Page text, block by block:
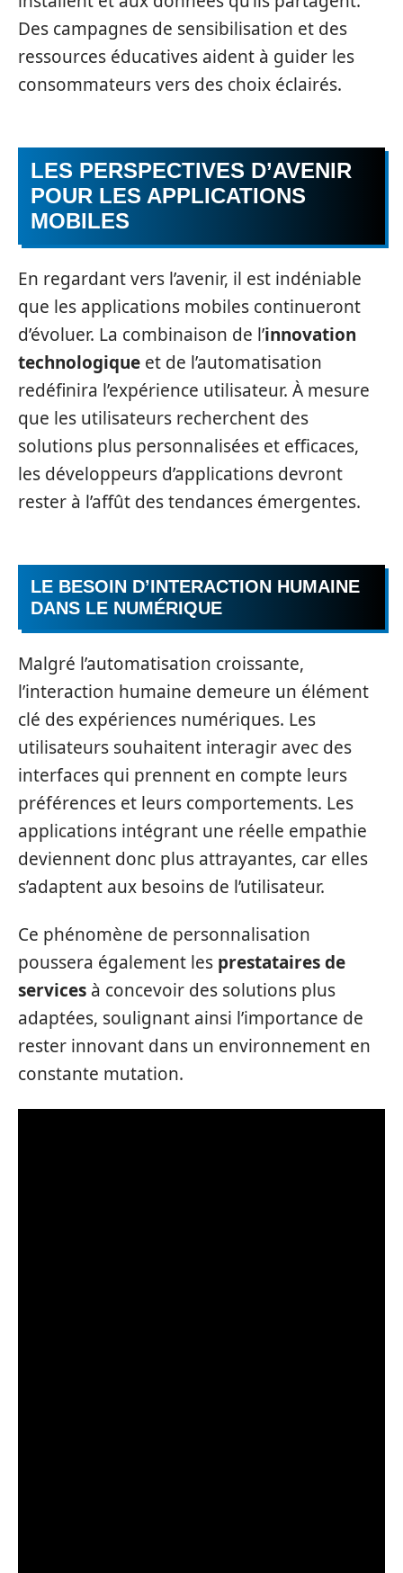
Des campagnes de sensibilisation et des
ressources éducatives aident à guider les
consommateurs vers des choix éclairés.
LES PERSPECTIVES D’AVENIR
POUR LES APPLICATIONS
MOBILES
En regardant vers l’avenir, il est indéniable
que les applications mobiles continueront
d’évoluer. La combinaison de l’innovation
technologique et de l’automatisation
redéfinira l’expérience utilisateur. À mesure
que les utilisateurs recherchent des
solutions plus personnalisées et efficaces,
les développeurs d’applications devront
rester à l’affût des tendances émergentes.
LE BESOIN D’INTERACTION HUMAINE
DANS LE NUMÉRIQUE
Malgré l’automatisation croissante,
l’interaction humaine demeure un élément
clé des expériences numériques. Les
utilisateurs souhaitent interagir avec des
interfaces qui prennent en compte leurs
préférences et leurs comportements. Les
applications intégrant une réelle empathie
deviennent donc plus attrayantes, car elles
s’adaptent aux besoins de l’utilisateur.
Ce phénomène de personnalisation
poussera également les prestataires de
services à concevoir des solutions plus
adaptées, soulignant ainsi l’importance de
rester innovant dans un environnement en
constante mutation.